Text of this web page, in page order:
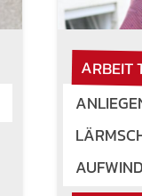
ARBEIT
AUFWIND